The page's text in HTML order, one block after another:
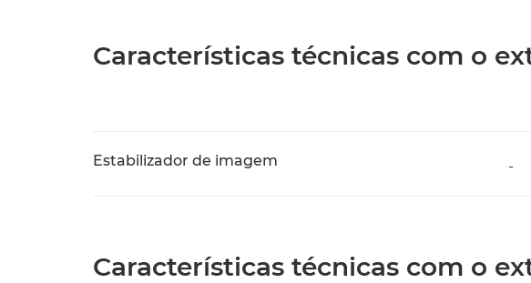
Características técnicas com o
Estabilizador de imagem -
Características técnicas com o